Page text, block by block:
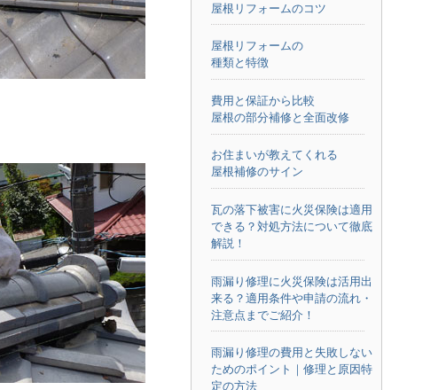
屋根リフォームのコツ
屋根リフォームの
種類と特徴
費用と保証から比較
屋根の部分補修と全面改修
お住まいが教えてくれる
屋根補修のサイン
瓦の落下被害に火災保険は適用
できる？対処方法について徹底
解説！
雨漏り修理に火災保険は活用出
来る？適用条件や申請の流れ・
注意点までご紹介！
雨漏り修理の費用と失敗しない
ためのポイント｜修理と原因特
定の方法